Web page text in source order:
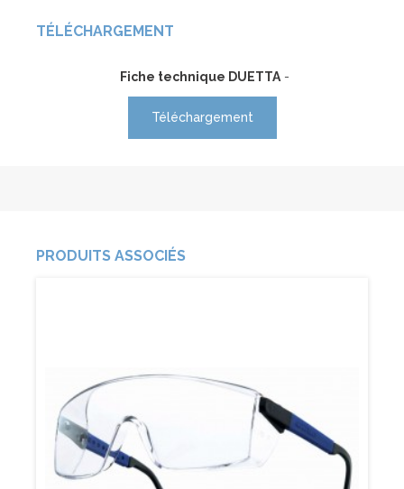
TÉLÉCHARGEMENT
Fiche technique DUETTA-
Téléchargement
PRODUITS ASSOCIÉS